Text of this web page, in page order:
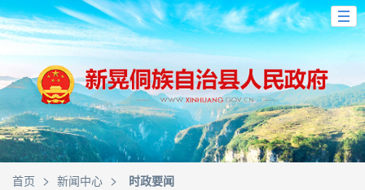
首页 > 新闻中心 > 时政要闻